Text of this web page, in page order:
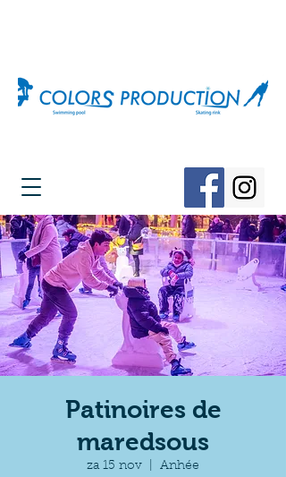
Patinoires de
maredsous
za 15 nov Anhée